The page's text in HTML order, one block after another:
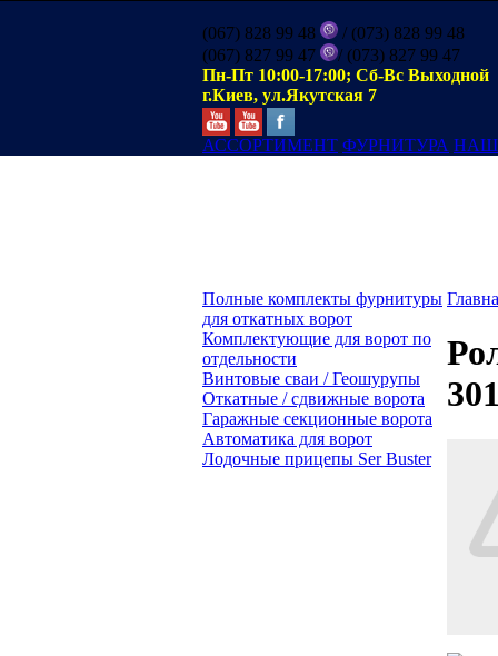
(067) 828 99 48
/ (073) 828 99 48
(067) 827 99 47
/ (073) 827 99 47
Пн-Пт 10:00-17:00; Сб-Вс Выходной
г.Киев, ул.Якутская 7
АССОРТИМЕНТ ФУРНИТУРА
Полные комплекты фурнитуры
для откатных ворот
Комплектующие для ворот по
отдельности
Винтовые сваи / Геошурупы
Откатные / сдвижные ворота
Гаражные секционные ворота
Автоматика для ворот
Лодочные прицепы Ser Buster